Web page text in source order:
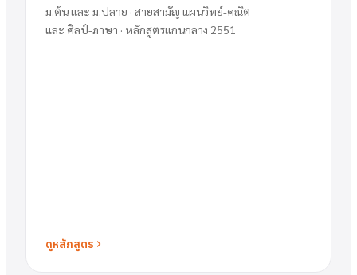
ม.ต้น และ ม.ปลาย · สายสามัญ แผนวิทย์-คณิต
และ ศิลป์-ภาษา · หลักสูตรแกนกลาง 2551
ดูหลักสูตร